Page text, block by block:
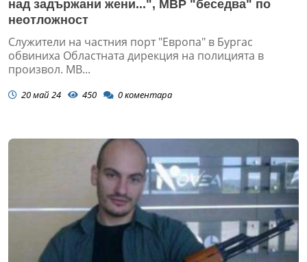
над задържани жени...", МВР "беседва" по
неотложност
Служители на частния порт "Европа" в Бургас
обвиниха Областната дирекция на полицията в
произвол. МВ...
20 май 24 450 0коментара